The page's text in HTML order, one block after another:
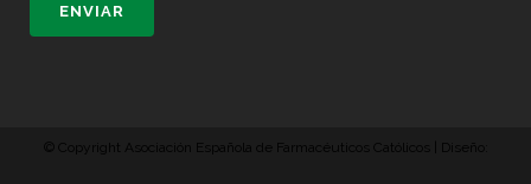
© Copyright Asociación Española de Farmacéuticos Católicos | Diseño: